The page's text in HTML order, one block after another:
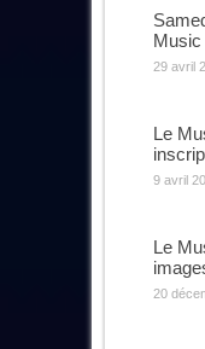
Music
29 avril
Le
9 avril
Le
20